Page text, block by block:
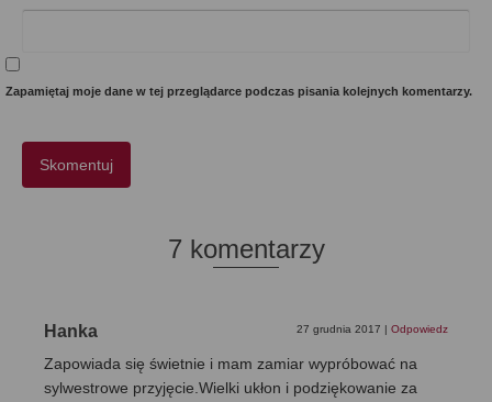
Zapamiętaj moje dane w tej przeglądarce podczas pisania kolejnych komentarzy.
7 komentarzy
Hanka 27 grudnia 2017 | Odpowiedz
Zapowiada się świetnie i mam zamiar wypróbować na
sylwestrowe przyjęcie.Wielki ukłon i podziękowanie za